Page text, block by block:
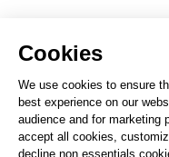
EIN